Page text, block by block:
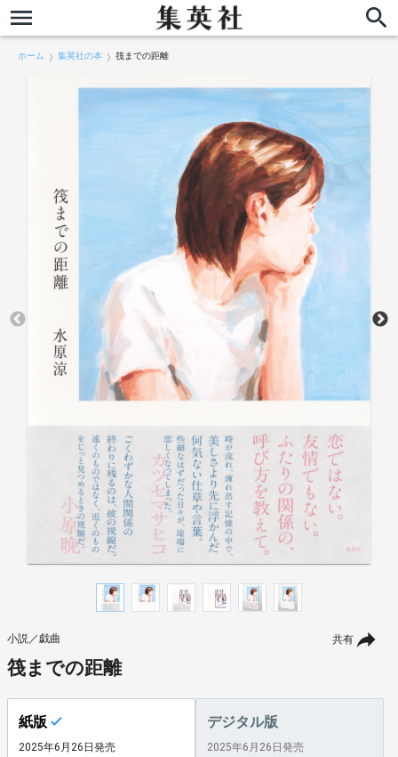
ホーム 集英社の本 筏までの距離
共有
小説／戯曲
筏までの距離
紙版
2025年6月26日発売
デジタル版
2025年6月26日発売